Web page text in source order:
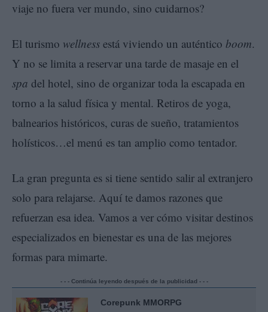
viaje no fuera ver mundo, sino cuidarnos?
El turismo wellness está viviendo un auténtico boom.
Y no se limita a reservar una tarde de masaje en el
spa del hotel, sino de organizar toda la escapada en
torno a la salud física y mental. Retiros de yoga,
balnearios históricos, curas de sueño, tratamientos
holísticos…el menú es tan amplio como tentador.
La gran pregunta es si tiene sentido salir al extranjero
solo para relajarse. Aquí te damos razones que
refuerzan esa idea. Vamos a ver cómo visitar destinos
especializados en bienestar es una de las mejores
formas para mimarte.
- - - Continúa leyendo después de la publicidad - - -
Corepunk MMORPG